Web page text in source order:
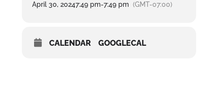
April 30, 20247:49 pm-7:49 pm (GMT-07:00)
CALENDAR GOOGLECAL